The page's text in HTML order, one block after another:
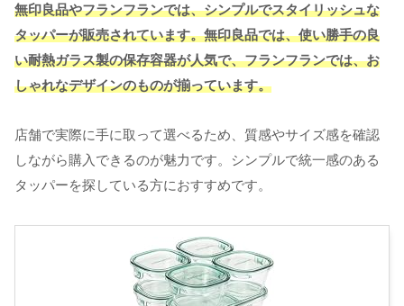
無印良品やフランフランでは、シンプルでスタイリッシュな
タッパーが販売されています。無印良品では、使い勝手の良
い耐熱ガラス製の保存容器が人気で、フランフランでは、お
しゃれなデザインのものが揃っています。
店舗で実際に手に取って選べるため、質感やサイズ感を確認
しながら購入できるのが魅力です。シンプルで統一感のある
タッパーを探している方におすすめです。